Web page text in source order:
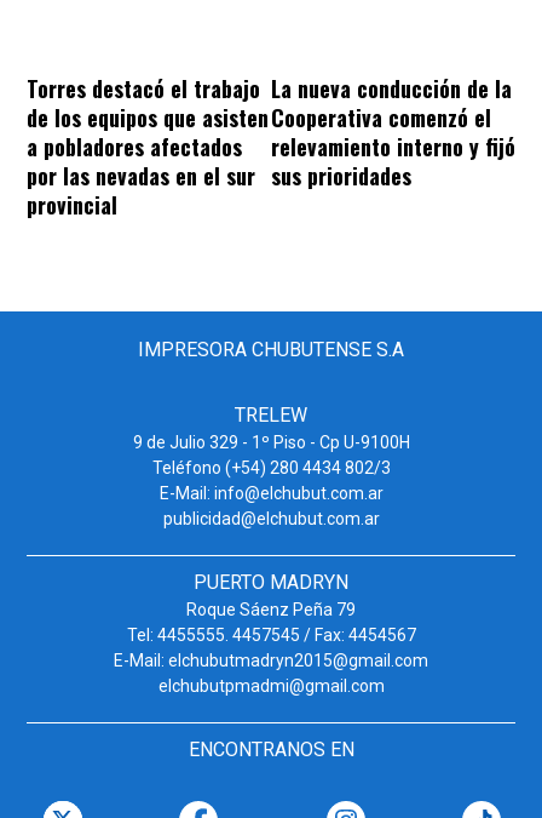
Torres destacó el trabajo
de los equipos que asisten
a pobladores afectados
por las nevadas en el sur
provincial
La nueva conducción de la
Cooperativa comenzó el
relevamiento interno y fijó
sus prioridades
IMPRESORA CHUBUTENSE S.A
TRELEW
9 de Julio 329 - 1º Piso - Cp U-9100H
Teléfono (+54) 280 4434 802/3
E-Mail: info@elchubut.com.ar
publicidad@elchubut.com.ar
PUERTO MADRYN
Roque Sáenz Peña 79
Tel: 4455555. 4457545 / Fax: 4454567
E-Mail: elchubutmadryn2015@gmail.com
elchubutpmadmi@gmail.com
ENCONTRANOS EN